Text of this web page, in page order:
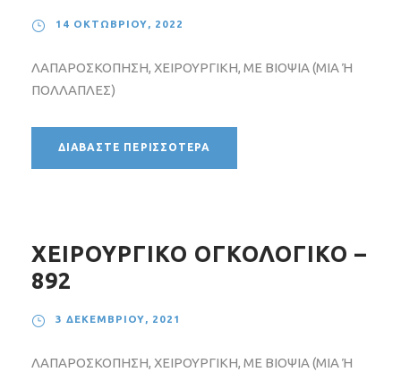
14 ΟΚΤΩΒΡΊΟΥ, 2022
ΛΑΠΑΡΟΣΚΟΠΗΣΗ, ΧΕΙΡΟΥΡΓΙΚΗ, ΜΕ ΒΙΟΨΙΑ (ΜΙΑ Ή
ΠΟΛΛΑΠΛΕΣ)
ΔΙΑΒΆΣΤΕ ΠΕΡΙΣΣΌΤΕΡΑ
ΧΕΙΡΟΥΡΓΙΚΟ ΟΓΚΟΛΟΓΙΚΟ –
892
3 ΔΕΚΕΜΒΡΊΟΥ, 2021
ΛΑΠΑΡΟΣΚΟΠΗΣΗ, ΧΕΙΡΟΥΡΓΙΚΗ, ΜΕ ΒΙΟΨΙΑ (ΜΙΑ Ή